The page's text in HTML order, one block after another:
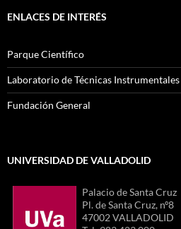
ENLACES DE INTERÉS
Parque Científico
Laboratorio de Técnicas Instrumentales
Fundación General
UNIVERSIDAD DE VALLADOLID
Palacio de Santa Cruz
Pl. de Santa Cruz, nº8
47002 VALLADOLID